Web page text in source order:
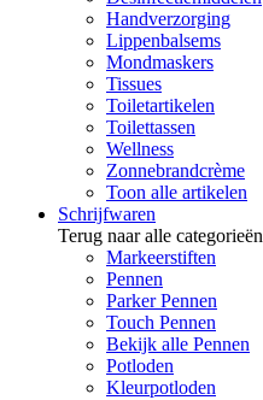
Handverzorging
Lippenbalsems
Mondmaskers
Tissues
Toiletartikelen
Toilettassen
Wellness
Zonnebrandcrème
Toon alle artikelen
Schrijfwaren
Terug naar alle categorieën
Markeerstiften
Pennen
Parker Pennen
Touch Pennen
Bekijk alle Pennen
Potloden
Kleurpotloden